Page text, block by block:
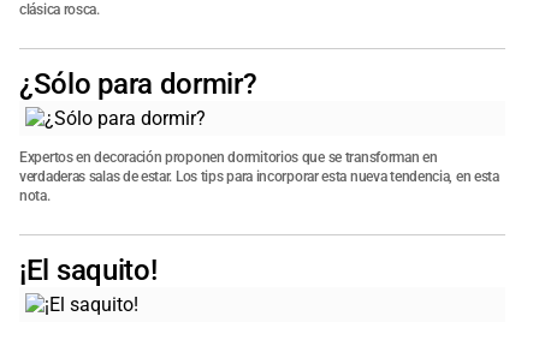
clásica rosca.
¿Sólo para dormir?
Expertos en decoración proponen dormitorios que se transforman en
verdaderas salas de estar. Los tips para incorporar esta nueva tendencia, en esta
nota.
¡El saquito!